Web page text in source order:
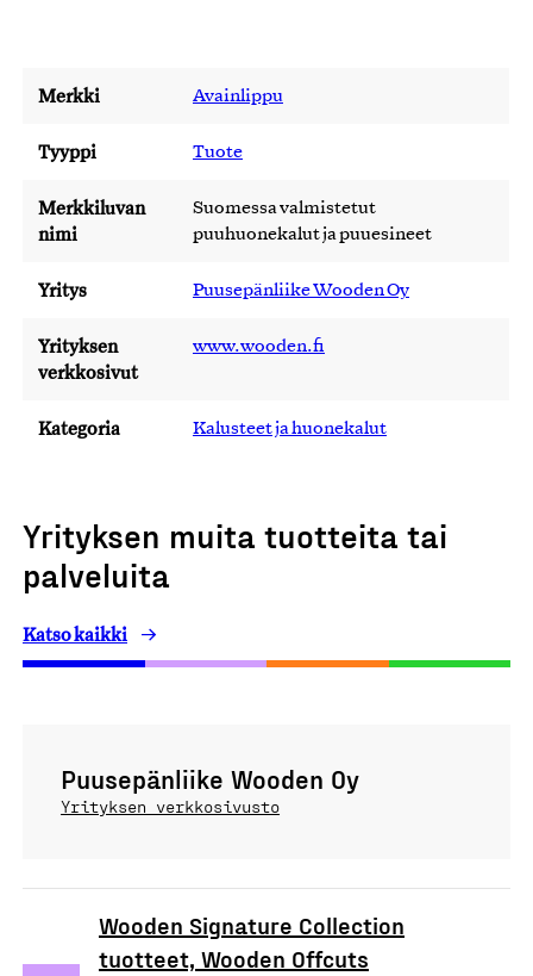
Merkki Avainlippu
Tyyppi Tuote
Merkkiluvan
nimi
Suomessa valmistetut
puuhuonekalut ja puuesineet
Yritys Puusepänliike Wooden Oy
Yrityksen
verkkosivut
www.wooden.fi
Kategoria Kalusteet ja huonekalut
Yrityksen muita tuotteita tai
palveluita
Katso kaikki
Puusepänliike Wooden Oy
Yrityksen verkkosivusto
Wooden Signature Collection
tuotteet, Wooden Offcuts